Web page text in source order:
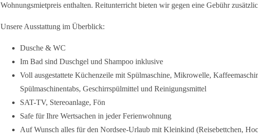
Wohnungsmietpreis enthalten. Reitunterricht bieten wir gegen eine Gebühr
Unsere Ausstattung im Überblick:
Dusche & WC
Im Bad sind Duschgel und Shampoo inklusive
Voll ausgestattete Küchenzeile mit Spülmaschine, Mikrowelle,
Spülmaschinentabs, Geschirrspülmittel und Reinigungsmittel
SAT-TV, Stereoanlage, Fön
Safe für Ihre Wertsachen in jeder Ferienwohnung
Auf Wunsch alles für den Nordsee-Urlaub mit Kleinkind (Reisebettchen,